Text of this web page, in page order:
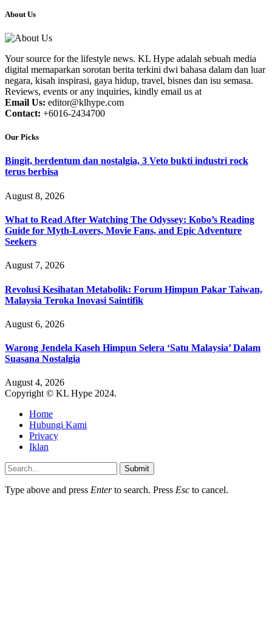
About Us
Your source for the lifestyle news. KL Hype adalah sebuah media
digital memaparkan sorotan berita terkini dwi bahasa dalam dan luar
negara, kisah inspirasi, gaya hidup, travel, bisnes dan isu semasa.
Reviews, events or any inquiries, kindly email us at
Email Us: editor@klhype.com
Contact: +6016-2434700
Our Picks
Bingit, berdentum dan nostalgia, 3 Veto bukti industri rock
terus berbisa
August 8, 2026
What to Read After Watching The Odyssey: Kobo’s Reading
Guide for Myth-Lovers, Movie Fans, and Epic Adventure
Seekers
August 7, 2026
Revolusi Kesihatan Metabolik: Forum Himpun Pakar Taiwan,
Malaysia Teroka Inovasi Saintifik
August 6, 2026
Warong Jendela Kaseh Himpun Selera ‘Satu Malaysia’ Dalam
Suasana Nostalgia
August 4, 2026
Copyright © KL Hype 2024.
Home
Hubungi Kami
Privacy
Iklan
Submit
Type above and press Enterto search. Press Esc to cancel.